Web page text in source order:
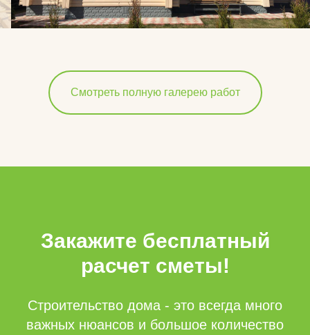
Смотреть полную галерею работ
Закажите бесплатный
расчет сметы!
Строительство дома - это всегда много
важных нюансов и большое количество